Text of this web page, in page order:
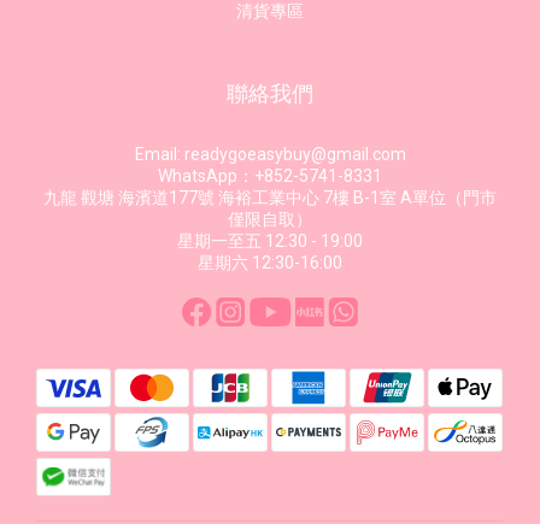
清貨專區
聯絡我們
Email: readygoeasybuy@gmail.com
WhatsApp：+852-5741-8331
九龍 觀塘 海濱道177號 海裕工業中心 7樓 B-1室 A單位（門市
僅限自取）
星期一至五 12:30 - 19:00
星期六 12:30-16:00